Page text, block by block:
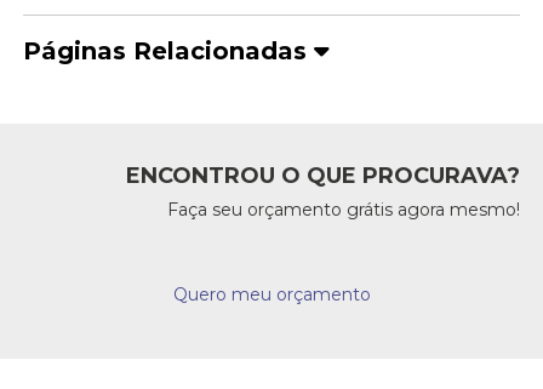
Páginas Relacionadas
ENCONTROU O QUE PROCURAVA?
Faça seu orçamento grátis agora mesmo!
Quero meu orçamento